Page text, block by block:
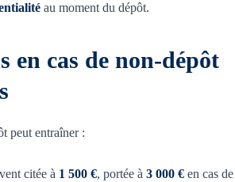
au moment du dépôt.
en cas de non-dépôt
peut entraîner :
citée à 1 500 €, portée à 3 000 € en cas de